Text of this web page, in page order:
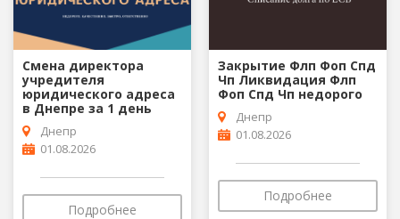
Смена директора
учредителя
юридического адреса
в Днепре за 1 день
Днепр
01.08.2026
Подробнее
Закрытие Флп Фоп Спд
Чп Ликвидация Флп
Фоп Спд Чп недорого
Днепр
01.08.2026
Подробнее